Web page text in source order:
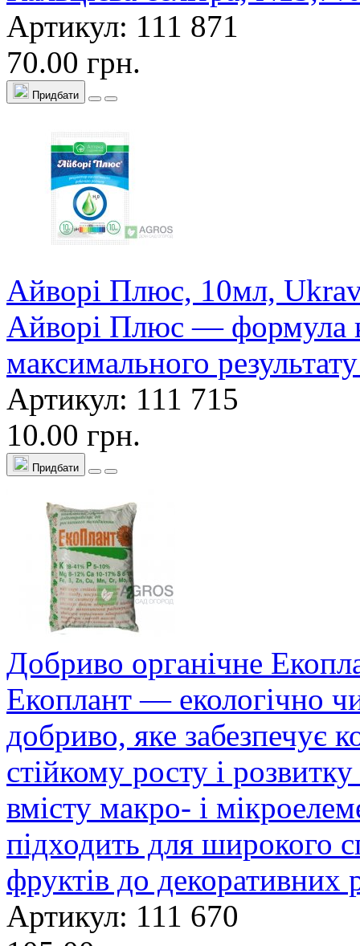
Артикул: 111 871
70.00 грн.
Придбати
Айворі Плюс, 10мл,
Айворі Плюс — формула
максимального
Артикул: 111 715
10.00 грн.
Придбати
Добриво органічне
Екоплант — екологічно
добриво, яке забезпечує
стійкому росту і
вмісту макро- і
підходить для широкого
фруктів до декоративних
Артикул: 111 670